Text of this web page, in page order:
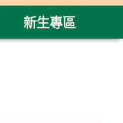
新生專區